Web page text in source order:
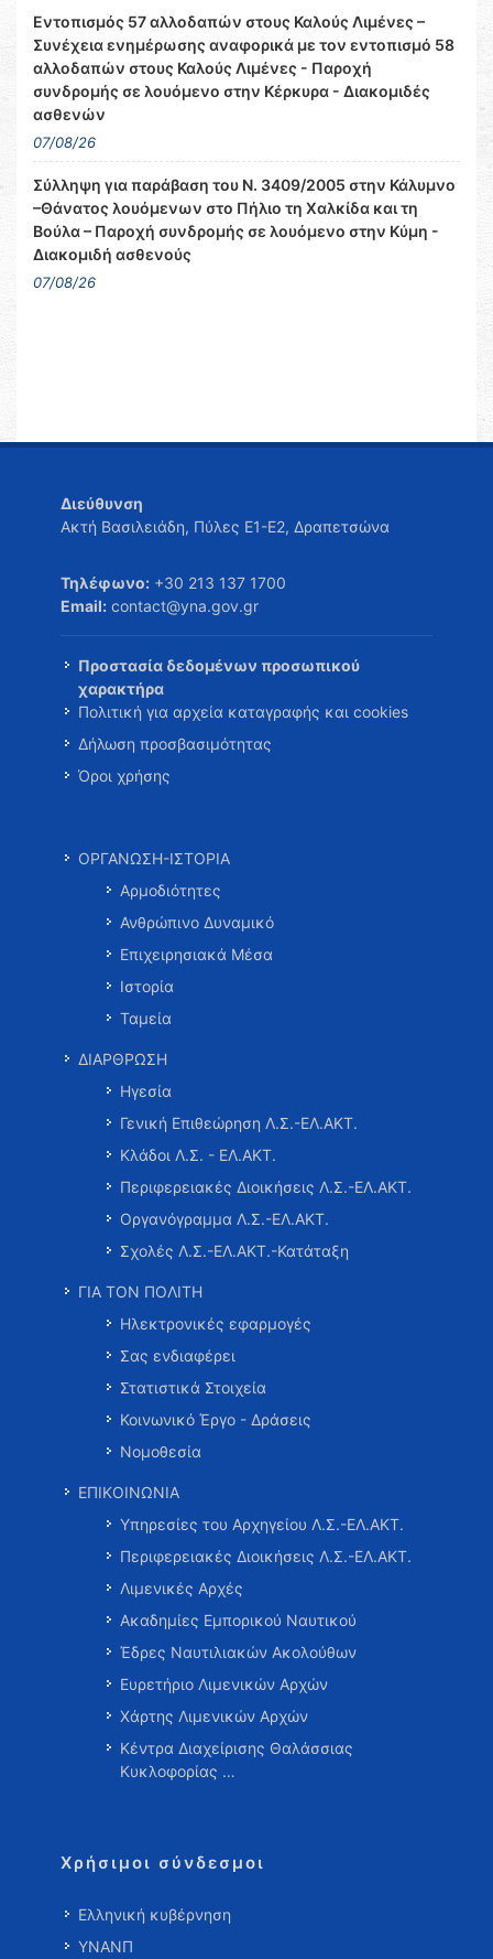
Εντοπισμός 57 αλλοδαπών στους Καλούς Λιμένες –
Συνέχεια ενημέρωσης αναφορικά με τον εντοπισμό 58
αλλοδαπών στους Καλούς Λιμένες - Παροχή
συνδρομής σε λουόμενο στην Κέρκυρα - Διακομιδές
ασθενών
07/08/26
Σύλληψη για παράβαση του Ν. 3409/2005 στην Κάλυμνο
–Θάνατος λουόμενων στο Πήλιο τη Χαλκίδα και τη
Βούλα – Παροχή συνδρομής σε λουόμενο στην Κύμη -
Διακομιδή ασθενούς
07/08/26
Διεύθυνση
Ακτή Βασιλειάδη, Πύλες Ε1-Ε2, Δραπετσώνα
Τηλέφωνο: +30 213 137 1700
Email: contact@yna.gov.gr
Προστασία δεδομένων προσωπικού
χαρακτήρα
Πολιτική για αρχεία καταγραφής και cookies
Δήλωση προσβασιμότητας
Όροι χρήσης
ΟΡΓΑΝΩΣΗ-ΙΣΤΟΡΙΑ
Αρμοδιότητες
Ανθρώπινο Δυναμικό
Επιχειρησιακά Μέσα
Ιστορία
Ταμεία
ΔΙΑΡΘΡΩΣΗ
Ηγεσία
Γενική Επιθεώρηση Λ.Σ.-ΕΛ.ΑΚΤ.
Κλάδοι Λ.Σ. - ΕΛ.ΑΚΤ.
Περιφερειακές Διοικήσεις Λ.Σ.-ΕΛ.ΑΚΤ.
Οργανόγραμμα Λ.Σ.-ΕΛ.ΑΚΤ.
Σχολές Λ.Σ.-ΕΛ.ΑΚΤ.-Κατάταξη
ΓΙΑ ΤΟΝ ΠΟΛΙΤΗ
Ηλεκτρονικές εφαρμογές
Σας ενδιαφέρει
Στατιστικά Στοιχεία
Κοινωνικό Έργο - Δράσεις
Νομοθεσία
ΕΠΙΚΟΙΝΩΝΙΑ
Υπηρεσίες του Αρχηγείου Λ.Σ.-ΕΛ.ΑΚΤ.
Περιφερειακές Διοικήσεις Λ.Σ.-ΕΛ.ΑΚΤ.
Λιμενικές Αρχές
Ακαδημίες Εμπορικού Ναυτικού
Έδρες Ναυτιλιακών Ακολούθων
Ευρετήριο Λιμενικών Αρχών
Χάρτης Λιμενικών Αρχών
Κέντρα Διαχείρισης Θαλάσσιας
Κυκλοφορίας …
Χρήσιμοι σύνδεσμοι
Ελληνική κυβέρνηση
ΥΝΑΝΠ